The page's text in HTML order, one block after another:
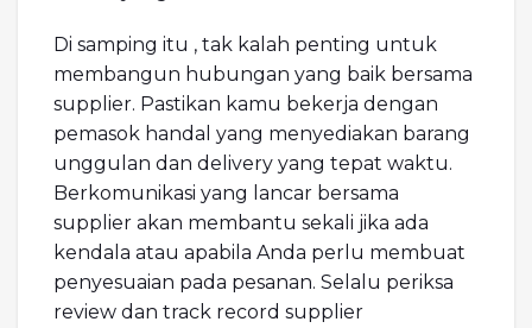
Di samping itu , tak kalah penting untuk
membangun hubungan yang baik bersama
supplier. Pastikan kamu bekerja dengan
pemasok handal yang menyediakan barang
unggulan dan delivery yang tepat waktu.
Berkomunikasi yang lancar bersama
supplier akan membantu sekali jika ada
kendala atau apabila Anda perlu membuat
penyesuaian pada pesanan. Selalu periksa
review dan track record supplier